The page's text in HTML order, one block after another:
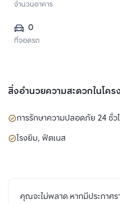
จำนวนอาคาร
0
ที่จอดรถ
สิ่งอำนวยความสะดวกในโคร
การรักษาความปลอดภัย 24 ชั่ว
โรงยิม, ฟิตเนส
คุณจะไม่พลาด หากมีประกาศร